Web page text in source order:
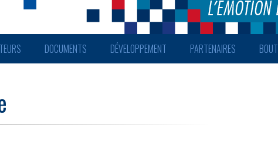
DOCUMENTS DÉVELOPPEMENT PARTENAIRES